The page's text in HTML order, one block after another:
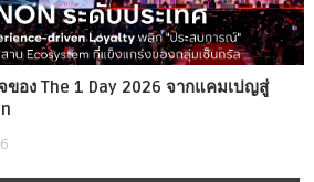
จของ The 1 Day 2026 จากแคมเปญสู่